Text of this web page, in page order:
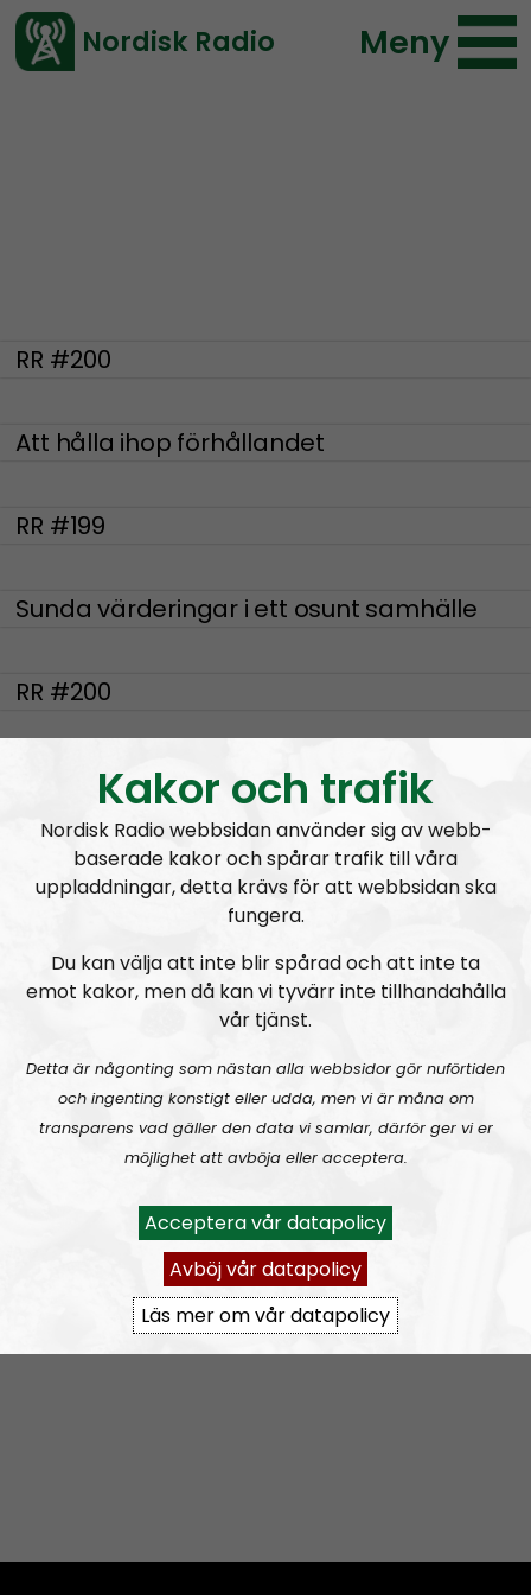
Nordisk Radio Meny
RR #200
Att hålla ihop förhållandet
RR #199
Sunda värderingar i ett osunt samhälle
RR #200
RR #199
RR #198
Radio Regeringen #196: Den som sår får
skörda del 2
Att börja odla
1 2 … 10 Next
Kakor och trafik
Nordisk Radio webbsidan använder sig av webb-
baserade kakor och spårar trafik till våra
uppladdningar, detta krävs för att webbsidan ska
fungera.
Du kan välja att inte blir spårad och att inte ta
emot kakor, men då kan vi tyvärr inte tillhandahålla
vår tjänst.
Detta är någonting som nästan alla webbsidor gör nuförtiden
och ingenting konstigt eller udda, men vi är måna om
transparens vad gäller den data vi samlar, därför ger vi er
möjlighet att avböja eller acceptera.
Acceptera vår datapolicy
Avböj vår datapolicy
Läs mer om vår datapolicy